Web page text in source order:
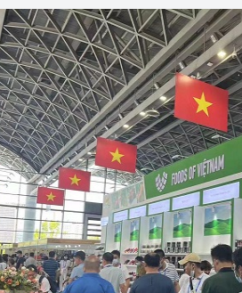
Văn hóa
Tái cơ cấu
Quản lý thị
Sử dụng
hiệu quả
Khoa học,
tạo
Thông báo